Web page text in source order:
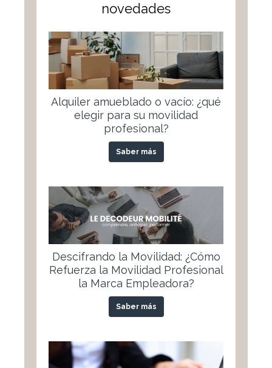
novedades
Alquiler amueblado o vacío: ¿qué
elegir para su movilidad
profesional?
Saber más
Descifrando la Movilidad: ¿Cómo
Refuerza la Movilidad Profesional
la Marca Empleadora?
Saber más